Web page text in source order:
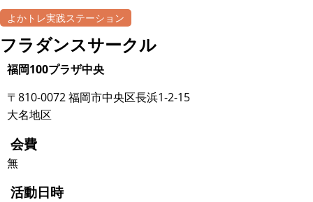
よかトレ実践ステーション
フラダンスサークル
福岡100プラザ中央
〒810-0072 福岡市中央区長浜1-2-15
大名地区
会費
無
活動日時